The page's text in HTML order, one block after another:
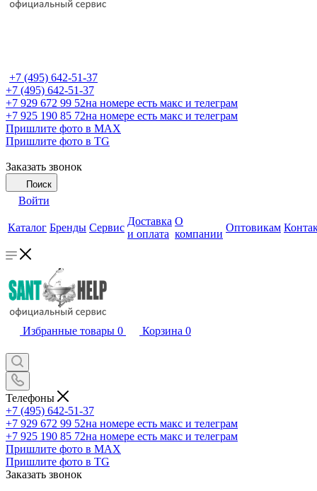
+7 (495) 642-51-37
+7 (495) 642-51-37
+7 929 672 99 52на номере есть макс и телеграм
+7 925 190 85 72на номере есть макс и телеграм
Пришлите фото в MAX
Пришлите фото в TG
Заказать звонок
Поиск
Войти
Каталог Бренды Сервис
Доставка
и оплата
О
компании
Оптовикам
Избранные товары 0 Корзина 0
Телефоны
+7 (495) 642-51-37
+7 929 672 99 52на номере есть макс и телеграм
+7 925 190 85 72на номере есть макс и телеграм
Пришлите фото в MAX
Пришлите фото в TG
Заказать звонок